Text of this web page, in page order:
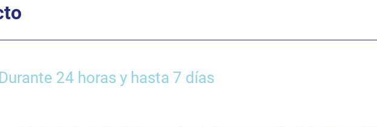
24 horas y hasta 7 días